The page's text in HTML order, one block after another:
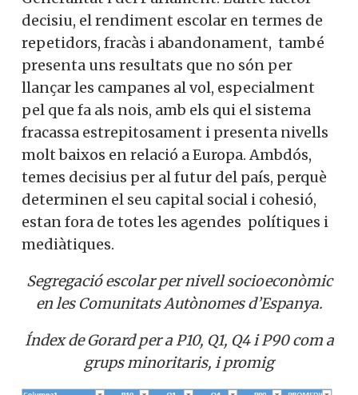
l’observatori del Departament d’educació,
de l’agenda política del govern de la
Generalitat i del Parlament. L’altre factor
decisiu, el rendiment escolar en termes de
repetidors, fracàs i abandonament, també
presenta uns resultats que no són per
llançar les campanes al vol, especialment
pel que fa als nois, amb els qui el sistema
fracassa estrepitosament i presenta
nivells molt baixos en relació a Europa.
Ambdós, temes decisius per al futur del
país, perquè determinen el seu capital
social i cohesió, estan fora de totes les
agendes polítiques i mediàtiques.
Segregació escolar per nivell
socioeconòmic en les Comunitats
Autònomes d’Espanya.